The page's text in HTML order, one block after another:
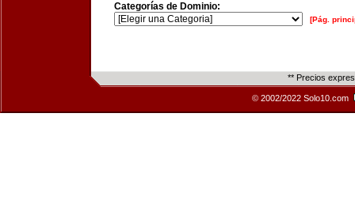
Categorías de Dominio:
[Pág.
** Precios
© 2002/2022 Solo10.com